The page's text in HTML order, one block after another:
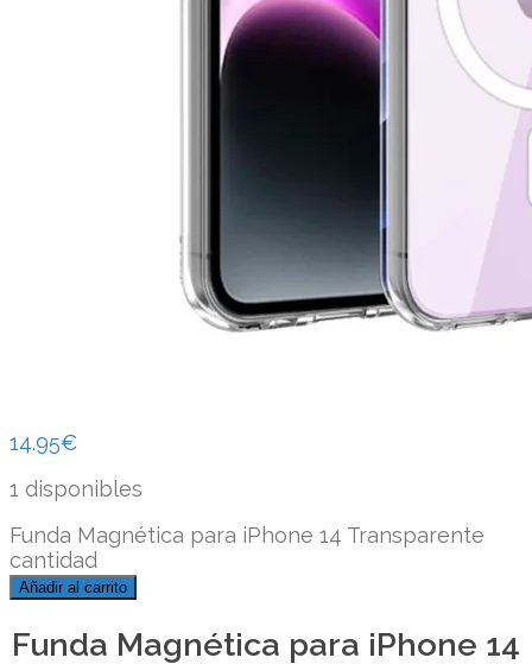
14.95€
1 disponibles
Funda Magnética para iPhone 14 Transparente
cantidad
Añadir al carrito
Funda Magnética para iPhone 14